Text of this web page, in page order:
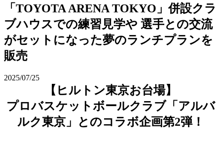
「TOYOTA ARENA TOKYO」併設クラ
ブハウスでの練習見学や 選手との交流
がセットになった夢のランチプランを
販売
2025/07/25
【ヒルトン東京お台場】
プロバスケットボールクラブ「アルバ
ルク東京」とのコラボ企画第2弾！